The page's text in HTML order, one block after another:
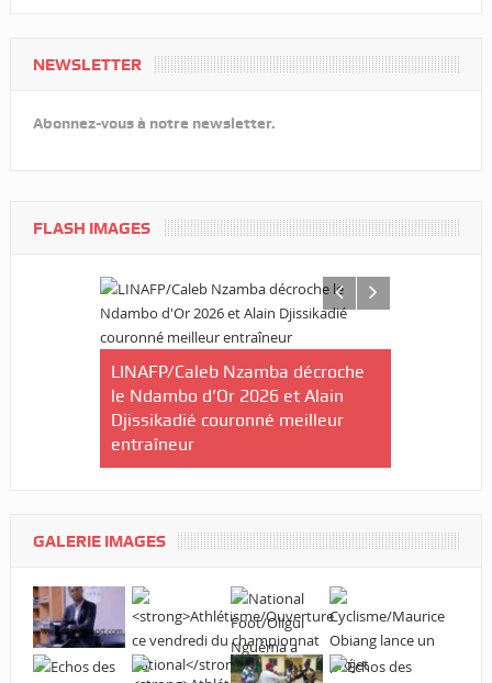
NEWSLETTER
Abonnez-vous à notre newsletter.
FLASH IMAGES
LINAFP/Caleb Nzamba décroche
le Ndambo d’Or 2026 et Alain
Djissikadié couronné meilleur
entraîneur
GALERIE IMAGES